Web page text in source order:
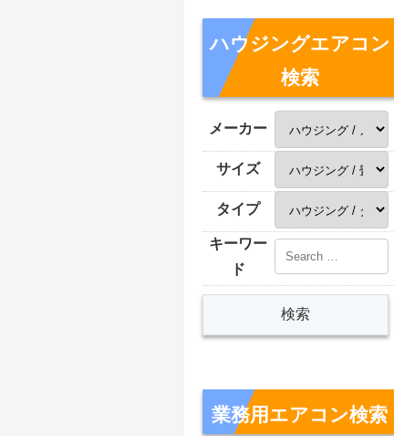
ハウジングエアコン
検索
メーカー
サイズ
タイプ
キーワー
ド
業務用エアコン検索